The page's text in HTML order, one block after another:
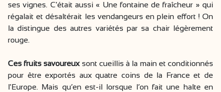
ses vignes. C'était aussi « Une fontaine de fraîcheur » qui
régalait et désaltérait les vendangeurs en plein effort ! On
la distingue des autres variétés par sa chair légèrement
rouge.
Ces fruits savoureuxsont cueillis à la main et conditionnés
pour être exportés aux quatre coins de la France et de
l'Europe. Mais qu’en est-il lorsque l’on fait une halte en